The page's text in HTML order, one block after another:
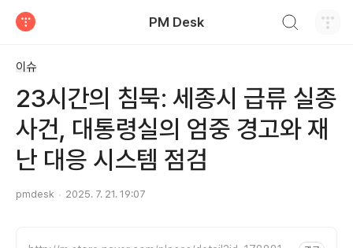
PM Desk
이슈
23시간의 침묵: 세종시 급류 실종
사건, 대통령실의 엄중 경고와 재
난 대응 시스템 점검
pmdesk 2025. 7. 21. 19:07